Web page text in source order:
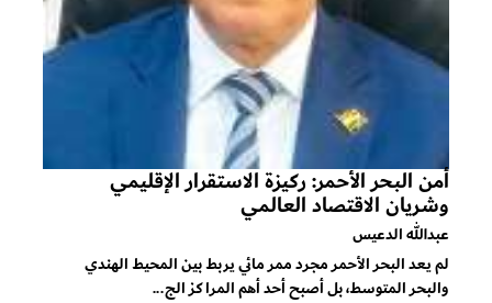
أمن البحر الأحمر: ركيزة الاستقرار الإقليمي
وشريان الاقتصاد العالمي
عبدالله الدعيس
لم يعد البحر الأحمر مجرد ممر مائي يربط بين المحيط الهندي
والبحر المتوسط، بل أصبح أحد أهم المراكز الج...